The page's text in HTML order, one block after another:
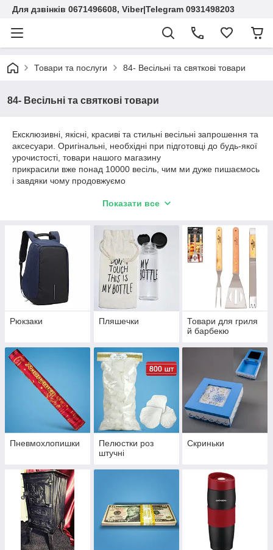
Для дзвінків 0671496608, Viber|Telegram 0931498203
Товари та послуги 84- Весільні та святкові товари
84- Весільні та святкові товари
Ексклюзивні, якісні, красиві та стильні весільні запрошення та
аксесуари. Оригінальні, необхідні при підготовці до будь-якої
урочистості, товари нашого магазину
прикрасили вже понад 10000 весіль, чим ми дуже пишаємось
і завдяки чому продовжуємо
шукати щось нове та найбільш
Показати все
Рюкзаки Пляшечки
Товари для гриля
й барбекю
Пневмохлопишки
Пелюстки роз
штучні
Скриньки